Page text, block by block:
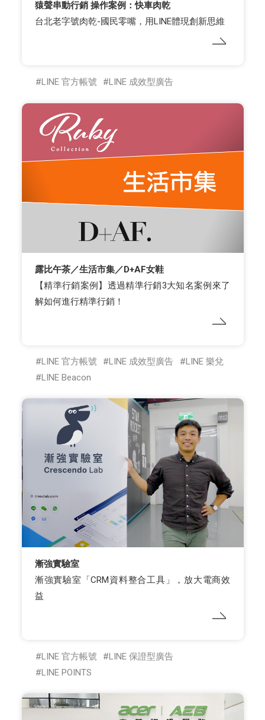
猿聲串動行銷 操作案例：快車肉乾
台北老字號肉乾-國民零嘴，用LINE體現創新思維
LINE 官方帳號 LINE 成效型廣告
露比午茶／生活市集／D+AF女鞋
【精準行銷案例】透過精準行銷3大知名案例來了
解如何進行精準行銷！
LINE 官方帳號 LINE 成效型廣告
LINE 樂兌
LINE Beacon
漸強實驗室
漸強實驗室「CRM資料整合工具」，放大電商效
益
LINE 官方帳號
LINE 保證型廣告
LINE POINTS